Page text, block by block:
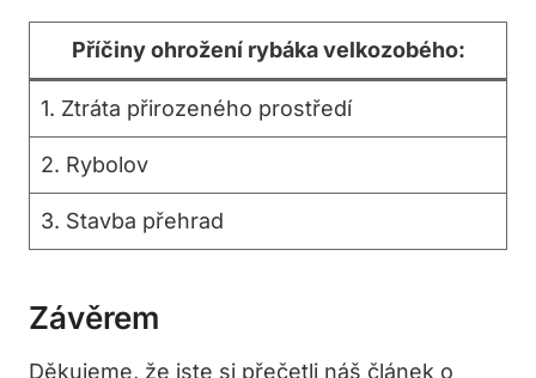
Příčiny ohrožení rybáka velkozobého:
1. Ztráta přirozeného prostředí
2. Rybolov
3. Stavba přehrad
Závěrem
Děkujeme, že jste si přečetli náš článek o